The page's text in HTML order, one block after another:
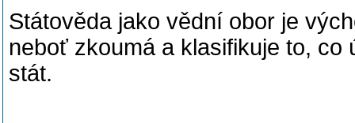
Státověda jako vědní obor je
neboť zkoumá a klasifikuje to,
stát.